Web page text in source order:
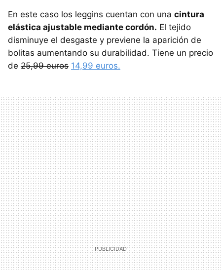
En este caso los leggins cuentan con una cintura
elástica ajustable mediante cordón. El tejido
disminuye el desgaste y previene la aparición de
bolitas aumentando su durabilidad. Tiene un precio
de 25,99 euros 14,99 euros.